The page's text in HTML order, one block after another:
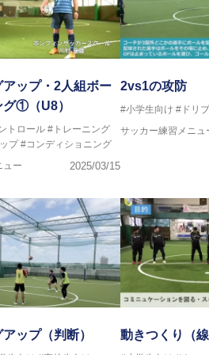
ップ・2人組ボー
①（U8）
トロール #トレーニング
プ #コンディショニング
ュー
2025/03/15
2vs1の攻防
#小学生向け #ドリ
サッカー練習メニュ
ップ（判断） 動きつくり（線